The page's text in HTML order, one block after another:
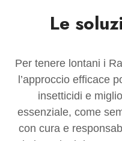
Le
Per tenere lontani i
l’approccio efficace
insetticidi e
essenziale, come
con cura e